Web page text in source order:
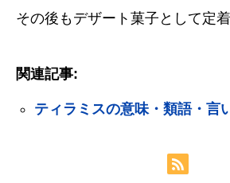
その後もデザート菓子として定着
関連記事:
ティラミスの意味・類語・言